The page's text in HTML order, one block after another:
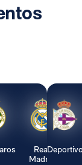
Real
Madrid
Deportivo